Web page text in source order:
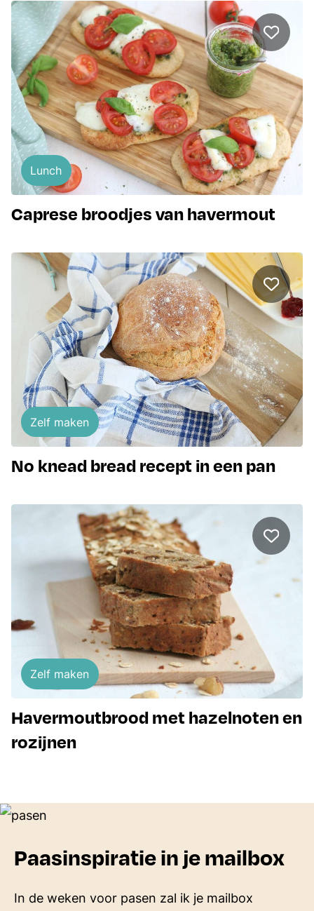
Lunch
Caprese broodjes van havermout
Zelf maken
No knead bread recept in een pan
Zelf maken
Havermoutbrood met hazelnoten en
rozijnen
Paasinspiratie in je mailbox
In de weken voor pasen zal ik je mailbox